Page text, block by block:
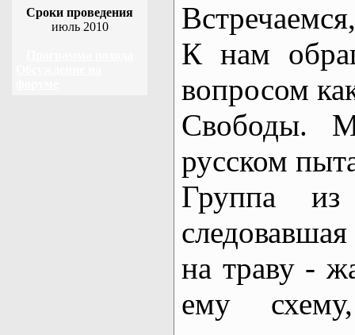
Сроки проведения
июль 2010
К нам
вопросом
Свободы.
русском
Группа из
на траву -
ему